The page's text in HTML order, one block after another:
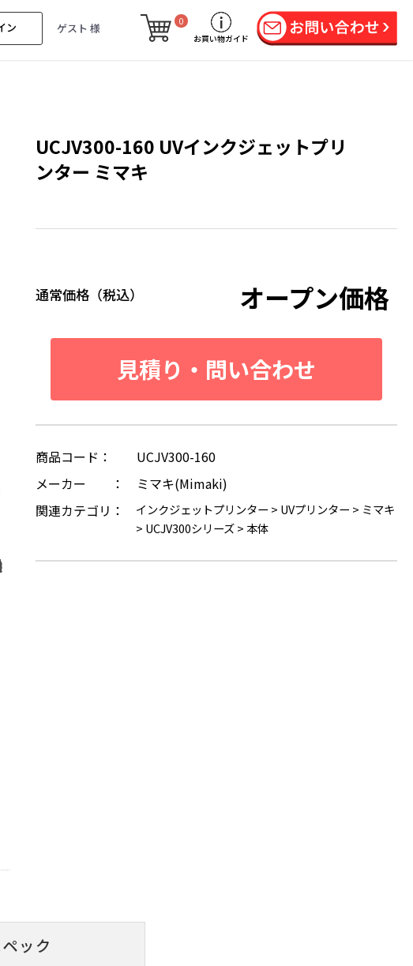
ン ゲスト 様
0
お買い物ガイド
UCJV300-160 UVインクジェットプリ
ンター ミマキ
通常価格（税込） オープン価格
見積り・問い合わせ
商品コード：
UCJV300-160
メーカー ：
ミマキ(Mimaki)
関連カテゴリ：
インクジェットプリンター > UVプリンター > ミマキ
> UCJV300シリーズ> 本体
ック